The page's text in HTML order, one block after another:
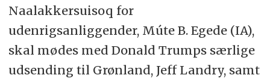
Naalakkersuisoq for
udenrigsanliggender, Múte B. Egede (IA),
skal mødes med Donald Trumps særlige
udsending til Grønland, Jeff Landry, samt